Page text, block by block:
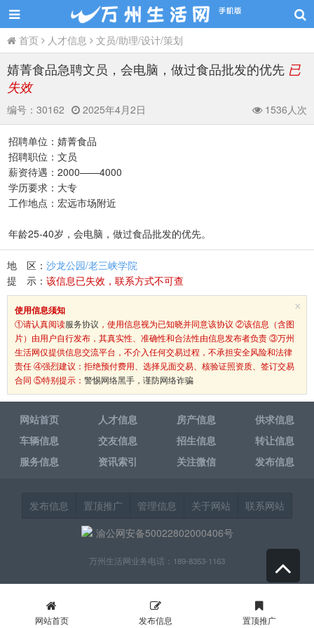
首页 人才信息 文员/助理/设计/策划
婧菁食品急聘文员，会电脑，做过食品批发的优先 已
失效
编号： 30162 2025年4月2日 1536人次
招聘单位：婧菁食品
招聘职位：文员
薪资待遇：2000——4000
学历要求：大专
工作地点：宏远市场附近
年龄25-40岁，会电脑，做过食品批发的优先。
地 区： 沙龙公园/老三峡学院
提 示： 该信息已失效，联系方式不可查
×
使用信息须知
①请认真阅读服务协议 ，使用信息视为已知晓并同意该协议 ②该信息（含图
片）由用户自行发布，其真实性、准确性和合法性由信息发布者负责 ③万州
生活网仅提供信息交流平台，不介入任何交易过程，不承担安全风险和法律
责任 ④强烈建议：拒绝预付费用、选择见面交易、核验证照资质、签订交易
合同 ⑤特别提示： 警惕网络黑手，谨防网络诈骗
网站首页 人才信息 房产信息
供求信息
车辆信息
交友信息 招生信息
转让信息
服务信息
资讯索引 关注微信 发布信息
发布信息 置顶推广 管理信息 关于网站
联系网站
渝公网安备50022802000406号
万州生活网业务电话：189-8353-1163
网站首页 发布信息 置顶推广